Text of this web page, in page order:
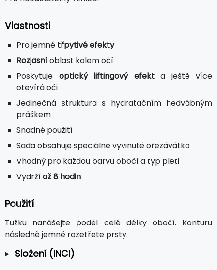
Vlastnosti
Pro jemné třpytivé efekty
Rozjasníoblast kolem očí
Poskytuje optický liftingový efekta ještě více
otevírá oči
Jedinečná struktura s hydratačním hedvábným
práškem
Snadné použití
Sada obsahuje speciálně vyvinuté ořezávátko
Vhodný pro každou barvu obočí a typ pleti
Vydržíaž 8 hodin
Použití
Tužku nanášejte podél celé délky obočí. Konturu
následně jemně rozetřete prsty.
Složení (INCI)